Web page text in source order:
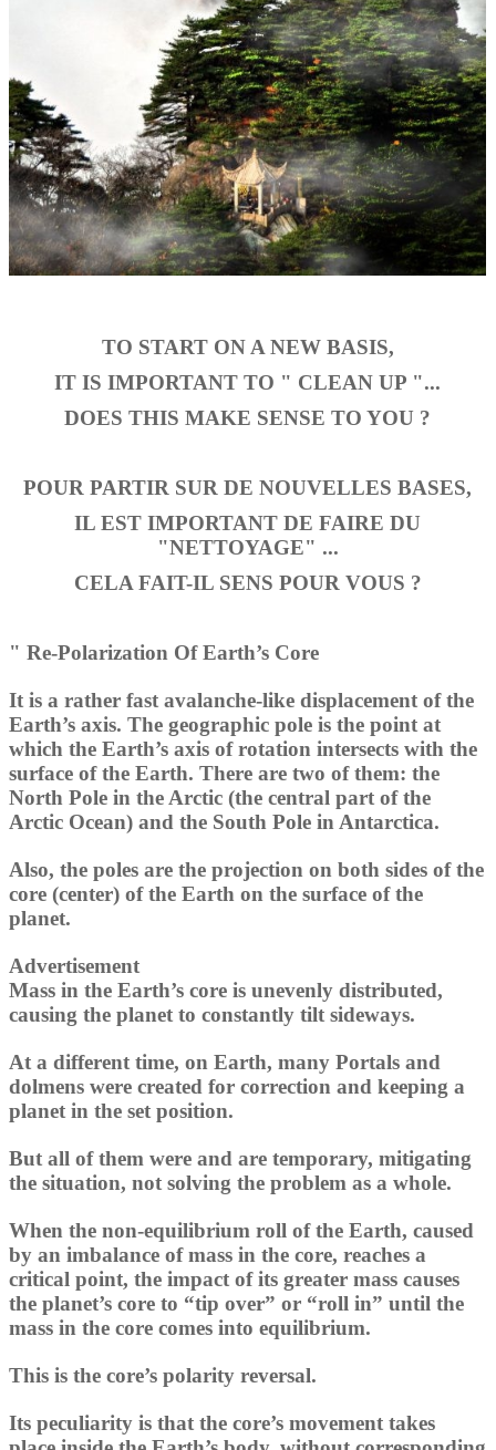
TO START ON A NEW BASIS,
IT IS IMPORTANT TO " CLEAN UP "...
DOES THIS MAKE SENSE TO YOU ?
POUR PARTIR SUR DE NOUVELLES BASES,
IL EST IMPORTANT DE FAIRE DU
"NETTOYAGE" ...
CELA FAIT-IL SENS POUR VOUS ?
" Re-Polarization Of Earth’s Core
It is a rather fast avalanche-like displacement of the
Earth’s axis. The geographic pole is the point at
which the Earth’s axis of rotation intersects with the
surface of the Earth. There are two of them: the
North Pole in the Arctic (the central part of the
Arctic Ocean) and the South Pole in Antarctica.
Also, the poles are the projection on both sides of the
core (center) of the Earth on the surface of the
planet.
Advertisement
Mass in the Earth’s core is unevenly distributed,
causing the planet to constantly tilt sideways.
At a different time, on Earth, many Portals and
dolmens were created for correction and keeping a
planet in the set position.
But all of them were and are temporary, mitigating
the situation, not solving the problem as a whole.
When the non-equilibrium roll of the Earth, caused
by an imbalance of mass in the core, reaches a
critical point, the impact of its greater mass causes
the planet’s core to “tip over” or “roll in” until the
mass in the core comes into equilibrium.
This is the core’s polarity reversal.
Its peculiarity is that the core’s movement takes